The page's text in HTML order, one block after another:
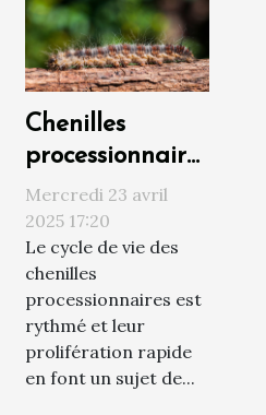
Chenilles
processionnaires
: est-ce encore
temps
d’installer un
écopiège ?
Mercredi 23 avril
2025 17:20
Le cycle de vie des
chenilles
processionnaires est
rythmé et leur
prolifération rapide
en font un sujet de...